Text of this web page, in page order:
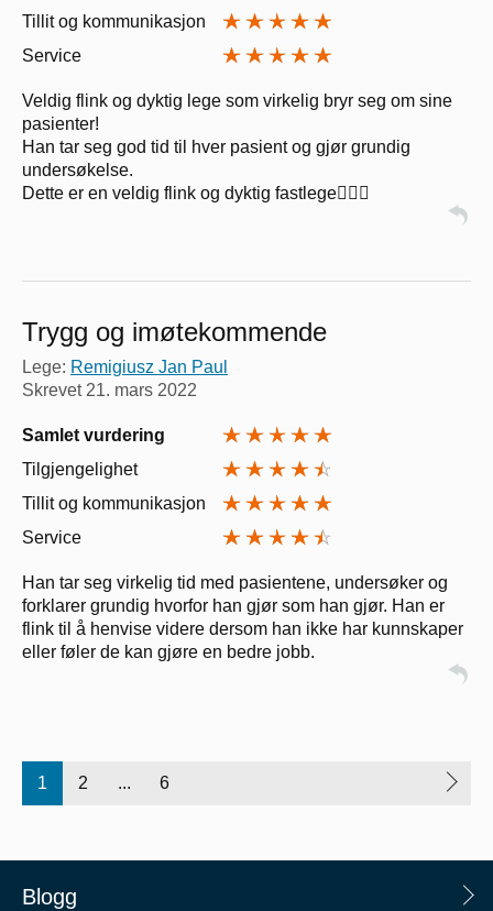
Tillit og kommunikasjon
Service
Veldig flink og dyktig lege som virkelig bryr seg om sine
pasienter!
Han tar seg god tid til hver pasient og gjør grundig
undersøkelse.
Dette er en veldig flink og dyktig fastlege👍🏻🤗
Trygg og imøtekommende
Lege: Remigiusz Jan Paul
Skrevet 21. mars 2022
Samlet vurdering
Tilgjengelighet
Tillit og kommunikasjon
Service
Han tar seg virkelig tid med pasientene, undersøker og
forklarer grundig hvorfor han gjør som han gjør. Han er
flink til å henvise videre dersom han ikke har kunnskaper
eller føler de kan gjøre en bedre jobb.
1 2 ... 6
Blogg